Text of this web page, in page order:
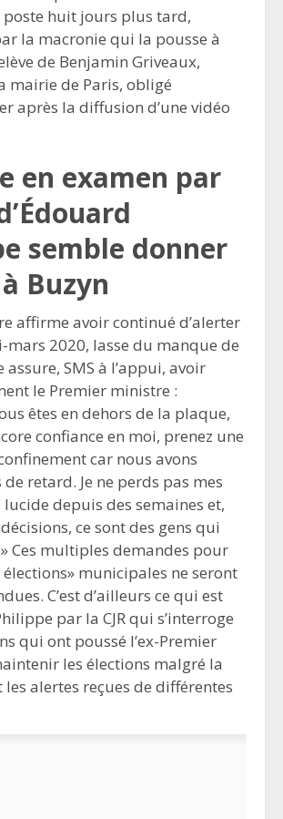
huit jours plus tard,
la macronie qui la pousse à
de Benjamin Griveaux,
mairie de Paris, obligé
après la diffusion d’une vidéo
en examen par
semble donner
Buzyn
affirme avoir continué d’alerter
mars 2020, lasse du manque de
assure, SMS à l’appui, avoir
le Premier ministre :
êtes en dehors de la plaque,
confiance en moi, prenez une
car nous avons
retard. Je ne perds pas mes
lucide depuis des semaines et,
ce sont des gens qui
Ces multiples demandes pour
municipales ne seront
C’est d’ailleurs ce qui est
par la CJR qui s’interroge
qui ont poussé l’ex-Premier
les élections malgré la
alertes reçues de différentes